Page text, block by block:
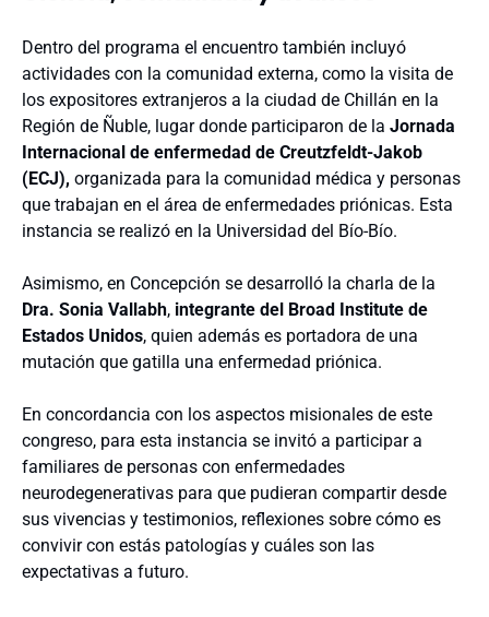
Dentro del programa el encuentro también incluyó
actividades con la comunidad externa, como la visita de
los expositores extranjeros a la ciudad de Chillán en la
Región de Ñuble, lugar donde participaron de la Jornada
Internacional de enfermedad de Creutzfeldt-Jakob
(ECJ), organizada para la comunidad médica y personas
que trabajan en el área de enfermedades priónicas. Esta
instancia se realizó en la Universidad del Bío-Bío.
Asimismo, en Concepción se desarrolló la charla de la
Dra. Sonia Vallabh, integrante del Broad Institute de
Estados Unidos, quien además es portadora de una
mutación que gatilla una enfermedad priónica.
En concordancia con los aspectos misionales de este
congreso, para esta instancia se invitó a participar a
familiares de personas con enfermedades
neurodegenerativas para que pudieran compartir desde
sus vivencias y testimonios, reflexiones sobre cómo es
convivir con estás patologías y cuáles son las
expectativas a futuro.